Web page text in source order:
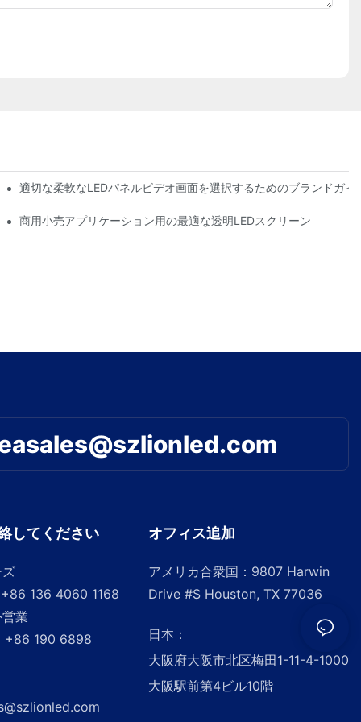
適切な柔軟なLEDパネルビデオ画面を選択するためのブランドガイ
ップヒント
商用小売アプリケーション用の最適な透明LEDスクリーン
してください
136 4060 1168
業
+86 190 6898
オフィス追加
アメリカ合衆国：9807 Harwin
Drive #S Houston, TX 77036
日本：
大阪府大阪市北区梅田1-11-4-1000
大阪駅前第4ビル10階